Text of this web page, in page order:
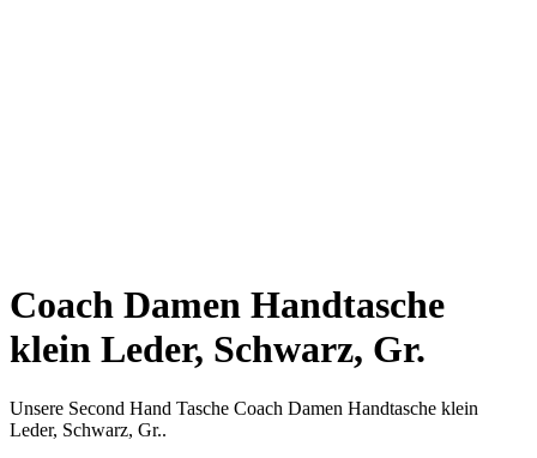
Coach Damen Handtasche
klein Leder, Schwarz, Gr.
Unsere Second Hand Tasche Coach Damen Handtasche klein
Leder, Schwarz, Gr..